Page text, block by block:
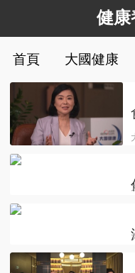
健康
首頁 大國健康